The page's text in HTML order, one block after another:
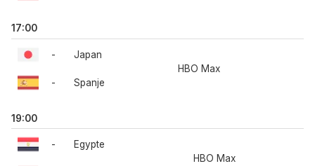
17:00
-
-
Japan
Spanje
HBO Max
19:00
- Egypte
HBO Max